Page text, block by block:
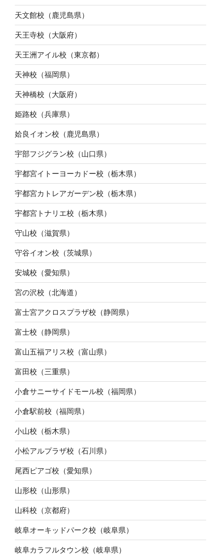
天文館校（鹿児島県）
天王寺校（大阪府）
天王洲アイル校（東京都）
天神校（福岡県）
天神橋校（大阪府）
姫路校（兵庫県）
姶良イオン校（鹿児島県）
宇部フジグラン校（山口県）
宇都宮イトーヨーカドー校（栃木県）
宇都宮カトレアガーデン校（栃木県）
宇都宮トナリエ校（栃木県）
守山校（滋賀県）
守谷イオン校（茨城県）
安城校（愛知県）
宮の沢校（北海道）
富士宮アクロスプラザ校（静岡県）
富士校（静岡県）
富山五福アリス校（富山県）
富田校（三重県）
小倉サニーサイドモール校（福岡県）
小倉駅前校（福岡県）
小山校（栃木県）
小松アルプラザ校（石川県）
尾西ピアゴ校（愛知県）
山形校（山形県）
山科校（京都府）
岐阜オーキッドパーク校（岐阜県）
岐阜カラフルタウン校（岐阜県）